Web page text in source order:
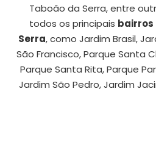
Taboão da Serra, entre
todos os principais bairros
Serra, como Jardim Brasil,
São Francisco, Parque Santa
Parque Santa Rita, Parque
Jardim São Pedro, Jardim